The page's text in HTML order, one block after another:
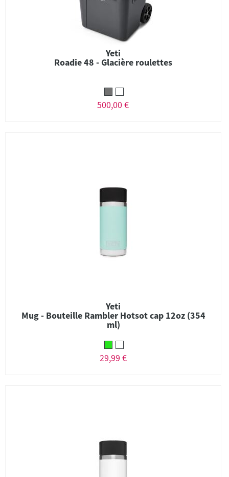
Yeti
Roadie 48 - Glacière roulettes
500,00 €
Yeti
Mug - Bouteille Rambler Hotsot cap 12oz (354
ml)
29,99 €